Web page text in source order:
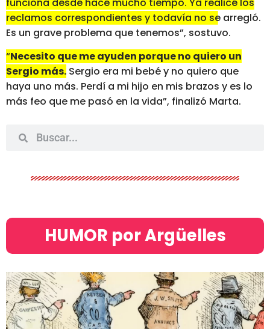
reclamos correspondientes y todavía no se arregló.
Es un grave problema que tenemos”, sostuvo.
“Necesito que me ayuden porque no quiero un
Sergio más. Sergio era mi bebé y no quiero que
haya uno más. Perdí a mi hijo en mis brazos y es lo
más feo que me pasó en la vida”, finalizó Marta.
HUMOR por Argüelles​